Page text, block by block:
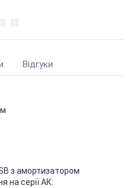
Відгуки
з амортизатором
на серії АК: